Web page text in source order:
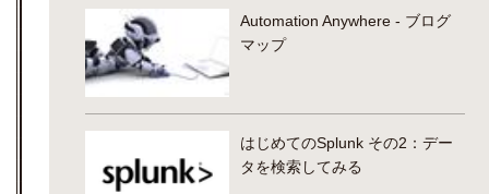
Automation Anywhere - ブログ
マップ
はじめてのSplunk その2：デー
タを検索してみる